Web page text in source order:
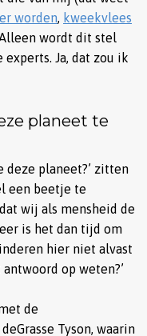
worden, kweekvlees
wordt dit stel
experts. Ja, dat zou ik
planeet te
deze planeet?’ zitten
een beetje te
wij als mensheid de
is het dan tijd om
hier niet alvast
op weten?’
de
Tyson, waarin